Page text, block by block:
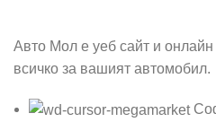
Авто Мол е уеб сайт и онлайн
всичко за вашият автомобил.